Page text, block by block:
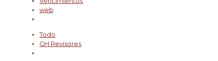
web
Todo
GH Revisores